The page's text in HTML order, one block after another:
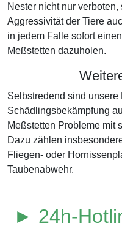
Nester nicht nur
Aggressivität der Tiere
in jedem Falle sofort
Meßstetten dazuholen.
Selbstredend sind unsere
Schädlingsbekämpfung
Meßstetten Probleme mit
Dazu zählen
Fliegen- oder
Taubenabwehr.
► 24h-